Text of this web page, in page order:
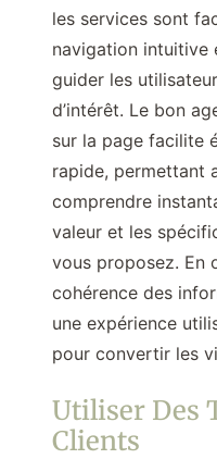
les services sont
navigation intuitive
guider les
d’intérêt. Le bon
sur la page facilite
rapide, permettant
comprendre
valeur et les
vous proposez. En
cohérence des
une expérience
pour convertir les
Utiliser Des
Clients